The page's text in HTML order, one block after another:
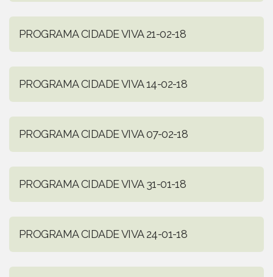
PROGRAMA CIDADE VIVA 21-02-18
PROGRAMA CIDADE VIVA 14-02-18
PROGRAMA CIDADE VIVA 07-02-18
PROGRAMA CIDADE VIVA 31-01-18
PROGRAMA CIDADE VIVA 24-01-18